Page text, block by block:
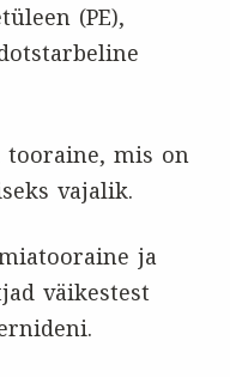
(PE),
tooraine, mis on
vajalik.
ja
väikestest